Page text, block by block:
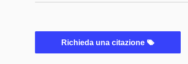
Richieda una citazione